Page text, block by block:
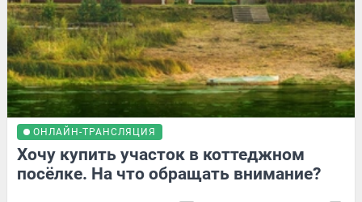
ОНЛАЙН-ТРАНСЛЯЦИЯ
Хочу купить участок в коттеджном
посёлке. На что обращать внимание?